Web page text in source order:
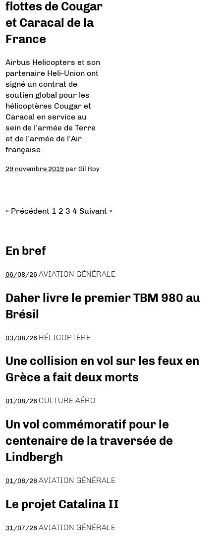
flottes de Cougar
et Caracal de la
France
Airbus Helicopters et son
partenaire Heli-Union ont
signé un contrat de
soutien global pour les
hélicoptères Cougar et
Caracal en service au
sein de l’armée de Terre
et de l’armée de l’Air
française.
29 novembre 2019 parGil Roy
« Précédent 1 2 3 4 Suivant »
En bref
06/08/26 AVIATION GÉNÉRALE
Daher livre le premier TBM 980 au
Brésil
03/08/26 HÉLICOPTÈRE
Une collision en vol sur les feux en
Grèce a fait deux morts
01/08/26 CULTURE AÉRO
Un vol commémoratif pour le
centenaire de la traversée de
Lindbergh
01/08/26 AVIATION GÉNÉRALE
Le projet Catalina II
31/07/26 AVIATION GÉNÉRALE